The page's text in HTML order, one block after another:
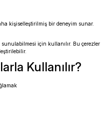
kişiselleştirilmiş bir deneyim sunar.
için kullanılır. Bu çerezler
Kullanılır?